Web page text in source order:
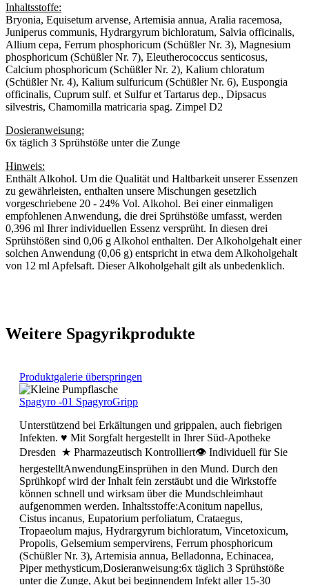
Inhaltsstoffe:
Bryonia, Equisetum arvense, Artemisia annua, Aralia racemosa,
Juniperus communis, Hydrargyrum bichloratum, Salvia officinalis,
Allium cepa, Ferrum phosphoricum (Schüßler Nr. 3), Magnesium
phosphoricum (Schüßler Nr. 7), Eleutherococcus senticosus,
Calcium phosphoricum (Schüßler Nr. 2), Kalium chloratum
(Schüßler Nr. 4), Kalium sulfuricum (Schüßler Nr. 6), Euspongia
officinalis, Cuprum sulf. et Sulfur et Tartarus dep., Dipsacus
silvestris, Chamomilla matricaria spag. Zimpel D2
Dosieranweisung:
6x täglich 3 Sprühstöße unter die Zunge
Hinweis:
Enthält Alkohol. Um die Qualität und Haltbarkeit unserer Essenzen
zu gewährleisten, enthalten unsere Mischungen gesetzlich
vorgeschriebene 20 - 24% Vol. Alkohol. Bei einer einmaligen
empfohlenen Anwendung, die drei Sprühstöße umfasst, werden
0,396 ml Ihrer individuellen Essenz versprüht. In diesen drei
Sprühstößen sind 0,06 g Alkohol enthalten. Der Alkoholgehalt einer
solchen Anwendung (0,06 g) entspricht in etwa dem Alkoholgehalt
von 12 ml Apfelsaft. Dieser Alkoholgehalt gilt als unbedenklich.
Weitere Spagyrikprodukte
Produktgalerie überspringen
Spagyro -01 SpagyroGripp
Unterstützend bei Erkältungen und grippalen, auch fiebrigen
Infekten. ♥ Mit Sorgfalt hergestellt in Ihrer Süd-Apotheke
Dresden ★ Pharmazeutisch Kontrolliert👁 Individuell für Sie
hergestelltAnwendungEinsprühen in den Mund. Durch den
Sprühkopf wird der Inhalt fein zerstäubt und die Wirkstoffe
können schnell und wirksam über die Mundschleimhaut
aufgenommen werden. Inhaltsstoffe:Aconitum napellus,
Cistus incanus, Eupatorium perfoliatum, Crataegus,
Tropaeolum majus, Hydrargyrum bichloratum, Vincetoxicum,
Propolis, Gelsemium sempervirens, Ferrum phosphoricum
(Schüßler Nr. 3), Artemisia annua, Belladonna, Echinacea,
Piper methysticum,Dosieranweisung:6x täglich 3 Sprühstöße
unter die Zunge, Akut bei beginnendem Infekt aller 15-30